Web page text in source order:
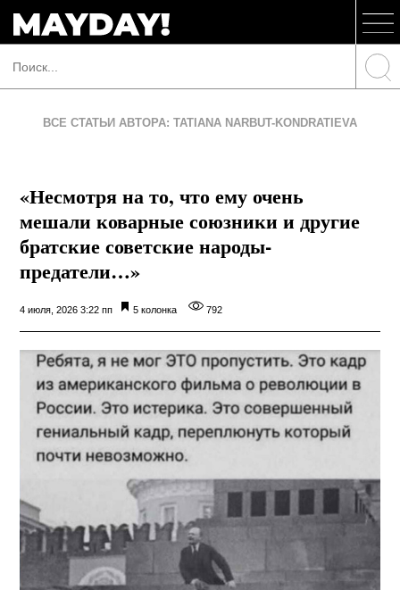
ВСЕ СТАТЬИ АВТОРА: TATIANA NARBUT-KONDRATIEVA
«Несмотря на то, что ему очень
мешали коварные союзники и другие
братские советские народы-
предатели…»
4 июля, 2026 3:22 пп 5 колонка 792